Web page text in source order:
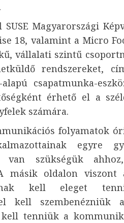
SUSE Magyarországi
18, valamint a Micro
vállalati szintű
rendszereket,
csapatmunka-
érhető el a
számára.
folyamatok
egyre
van szükségük
másik oldalon viszont
kell eleget
kell
kell tenniük a